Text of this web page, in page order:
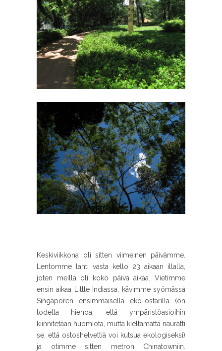
Keskiviikkona oli sitten viimeinen päivämme.
Lentomme lähti vasta kello 23 aikaan illalla,
joten meillä oli koko päivä aikaa. Vietimme
ensin aikaa Little Indiassa, kävimme syömässä
Singaporen ensimmäisellä eko-ostarilla (on
todella hienoa, että ympäristöasioihin
kiinnitetään huomiota, mutta kieltämättä nauratti
se, että ostoshelvettiä voi kutsua ekologiseksi)
ja otimme sitten metron Chinatowniin.